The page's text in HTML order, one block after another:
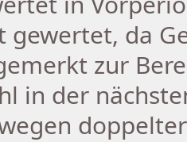
gewertet, da
zur
in der